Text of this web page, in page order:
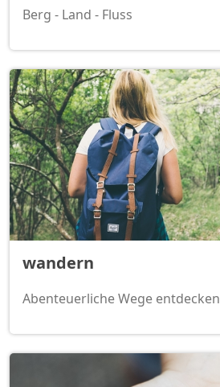
Berg - Land - Fluss
wandern
Abenteuerliche Wege entdecken